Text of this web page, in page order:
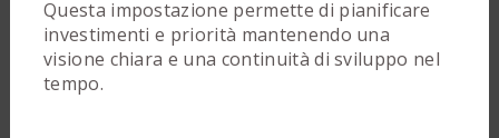
Questa impostazione permette di pianificare
investimenti e priorità mantenendo una
visione chiara e una continuità di sviluppo nel
tempo.